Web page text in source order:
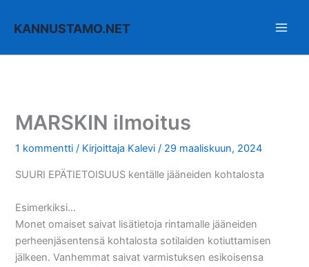
sisältöön
KANNUSTAMO.NET
MARSKIN ilmoitus
1 kommentti / Kirjoittaja Kalevi/ 29 maaliskuun, 2024
SUURI EPÄTIETOISUUS kentälle jääneiden kohtalosta
Esimerkiksi…
Monet omaiset saivat lisätietoja rintamalle jääneiden
perheenjäsentensä kohtalosta sotilaiden kotiuttamisen
jälkeen. Vanhemmat saivat varmistuksen esikoisensa